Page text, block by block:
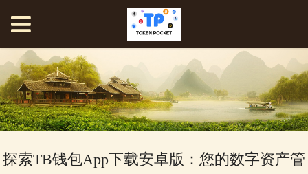
探索TB钱包App下载安卓版：您的数字资产管